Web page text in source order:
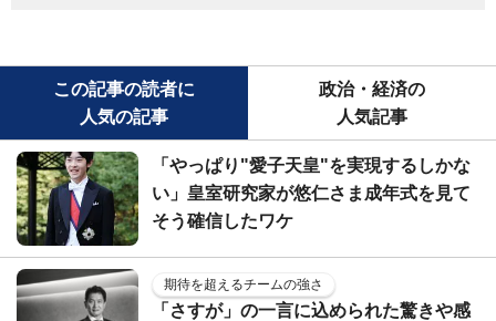
この記事の読者に
人気の記事
政治・経済の
人気記事
「やっぱり"愛子天皇"を実現するしかな
い」皇室研究家が悠仁さま成年式を見て
そう確信したワケ
期待を超えるチームの強さ
「さすが」の一言に込められた驚きや感